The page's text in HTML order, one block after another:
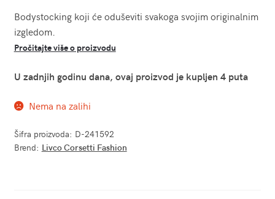
Bodystocking koji će oduševiti svakoga svojim originalnim
izgledom.
Pročitajte više o proizvodu
U zadnjih godinu dana, ovaj proizvod je kupljen 4 puta
Nema na zalihi
Šifra proizvoda: D-241592
Brend: Livco Corsetti Fashion